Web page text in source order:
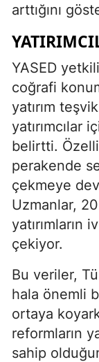
arttığını
YASED
coğrafi
yatırım
yatırımcılar
belirtti.
perakende
çekmeye
Uzmanlar,
yatırımların
çekiyor.
Bu veriler,
hala önemli
ortaya
reformların
sahip